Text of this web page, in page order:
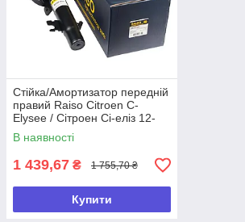
Стійка/Амортизатор передній
правий Raiso Citroen C-
Elysee / Сітроен Сі-еліз 12-
(газ.)
В наявності
1 439,67 ₴ 1 755,70 ₴
Купити